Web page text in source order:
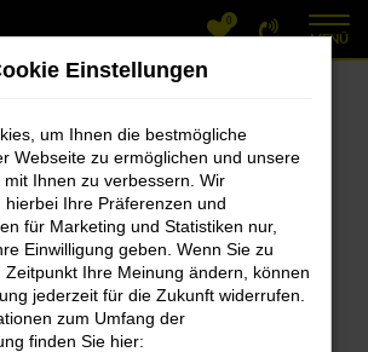
0
MENÜ
ein Fehler aufgetreten.
Tipps, die dir helfen können:
deine Firewall und deine
Webseiten, zum Beispiel
Einstellungen
um Ihnen die bestmögliche
Webseite zu ermöglichen und unsere
mit Ihnen zu verbessern. Wir
hierbei Ihre Präferenzen und
für Marketing und Statistiken nur,
Einwilligung geben. Wenn Sie zu
Zeitpunkt Ihre Meinung ändern, können
jederzeit für die Zukunft widerrufen.
zum Umfang der
finden Sie hier: